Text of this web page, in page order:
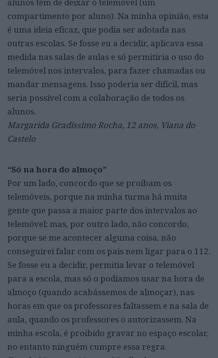
compartimento por aluno). Na minha opinião, esta
é uma ideia eficaz, que podia ser adotada nas
outras escolas. Se fosse eu a decidir, aplicava essa
medida nas salas de aulas e só permitiria o uso do
telemóvel nos intervalos, para fazer chamadas ou
mandar mensagens. Isso poderia ser difícil, mas
seria possível com a colaboração de todos os
alunos.
Margarida Gradíssimo Rocha, 12 anos, Viana do
Castelo
“Só na hora do almoço”
Por um lado, concordo que se proíbam os
telemóveis, porque na minha turma há muita
gente que passa a maior parte dos intervalos ao
telemóvel; mas, por outro lado, não concordo,
porque se me acontecer alguma coisa, não
conseguirei falar com os pais nem ligar para o 112.
Se fosse eu a decidir, permitia levar o telemóvel
para a escola, mas só o podíamos usar na hora de
almoço (quando acabássemos de almoçar), nas
horas em que os professores faltassem e na sala de
aula, quando os professores o autorizassem. Na
minha escola, é proibido gravar no espaço escolar,
no entanto ninguém cumpre essa regra.